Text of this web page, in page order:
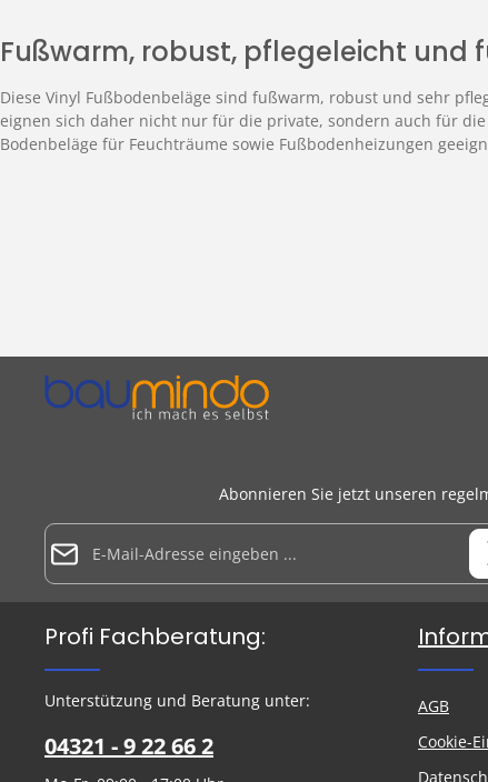
Fußwarm, robust, pflegeleicht und
Diese Vinyl Fußbodenbeläge sind fußwarm, robust und sehr
eignen sich daher nicht nur für die private, sondern auch für
Bodenbeläge für Feuchträume sowie Fußbodenheizungen
Abonnieren Sie jetzt unseren
E-Mail-Adresse*
Datenschutz
Ich habe dieDatenschutzbestimmungen
zur Kenntnis
Um weiterzugehen, geben Sie die oben abgebildeten
Die mit einem Stern (*) markierten Felder sind Pflichtfelder.
Profi Fachberatung:
Unterstützung und Beratung unter:
04321 - 9 22 66 2
AGB
Cookie-